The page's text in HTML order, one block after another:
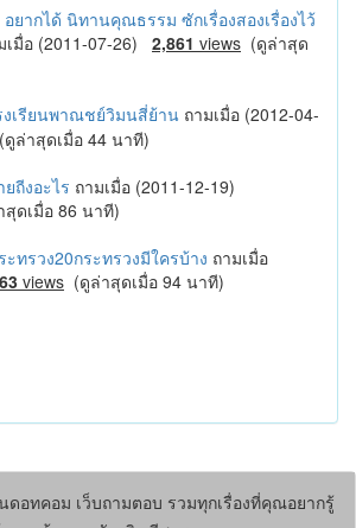
ากได้ นิทานคุณธรรม ซักเรื่องสองเรื่องไว้
เมื่อ (2011-07-26) 2,861 views (ดูล่าสุด
งเรียนพาณชย์วิมนสี่ย้าน ถามเมื่อ (2012-04-
(ดูล่าสุดเมื่อ 44 นาที)
ถีงอะไร ถามเมื่อ (2011-12-19)
สุดเมื่อ 86 นาที)
ทรวง20กระทรวงมีใครบ้าง ถามเมื่อ
views (ดูล่าสุดเมื่อ 94 นาที)
ดอทคอม เว็บถามตอบ รวมทุกเรื่องที่คุณอยากรู้